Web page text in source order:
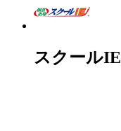
スクールIE